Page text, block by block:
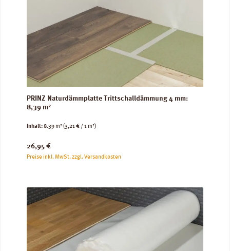
PRINZ Naturdämmplatte Trittschalldämmung 4 mm:
8,39 m²
Inhalt:8.39 m²(3,21 € / 1 m²)
Regulärer Preis:
26,95 €
Preise inkl. MwSt. zzgl. Versandkosten